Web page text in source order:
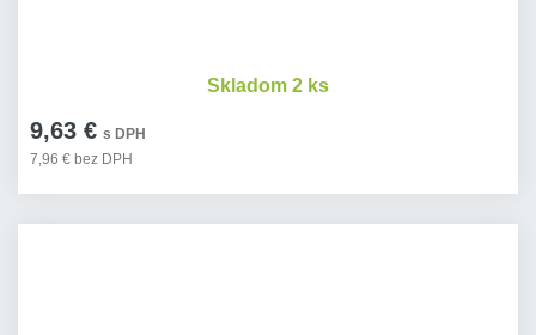
9,63 € s DPH
7,96 € bez DPH
Skladom 2 ks